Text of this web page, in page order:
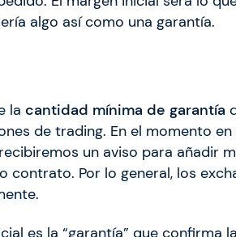
algo así como una garantía.
la cantidad mínima de garantía
de trading. En el momento
un aviso para añadir
contrato. Por lo general, los
es la “garantía” que confirma